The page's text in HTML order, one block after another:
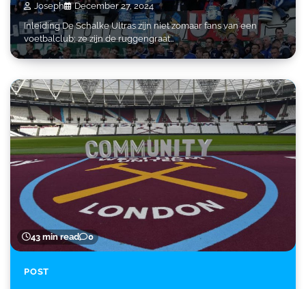
Joseph
December 27, 2024
Inleiding De Schalke Ultras zijn niet zomaar fans van een
voetbalclub; ze zijn de ruggengraat…
43 min read 0
POST